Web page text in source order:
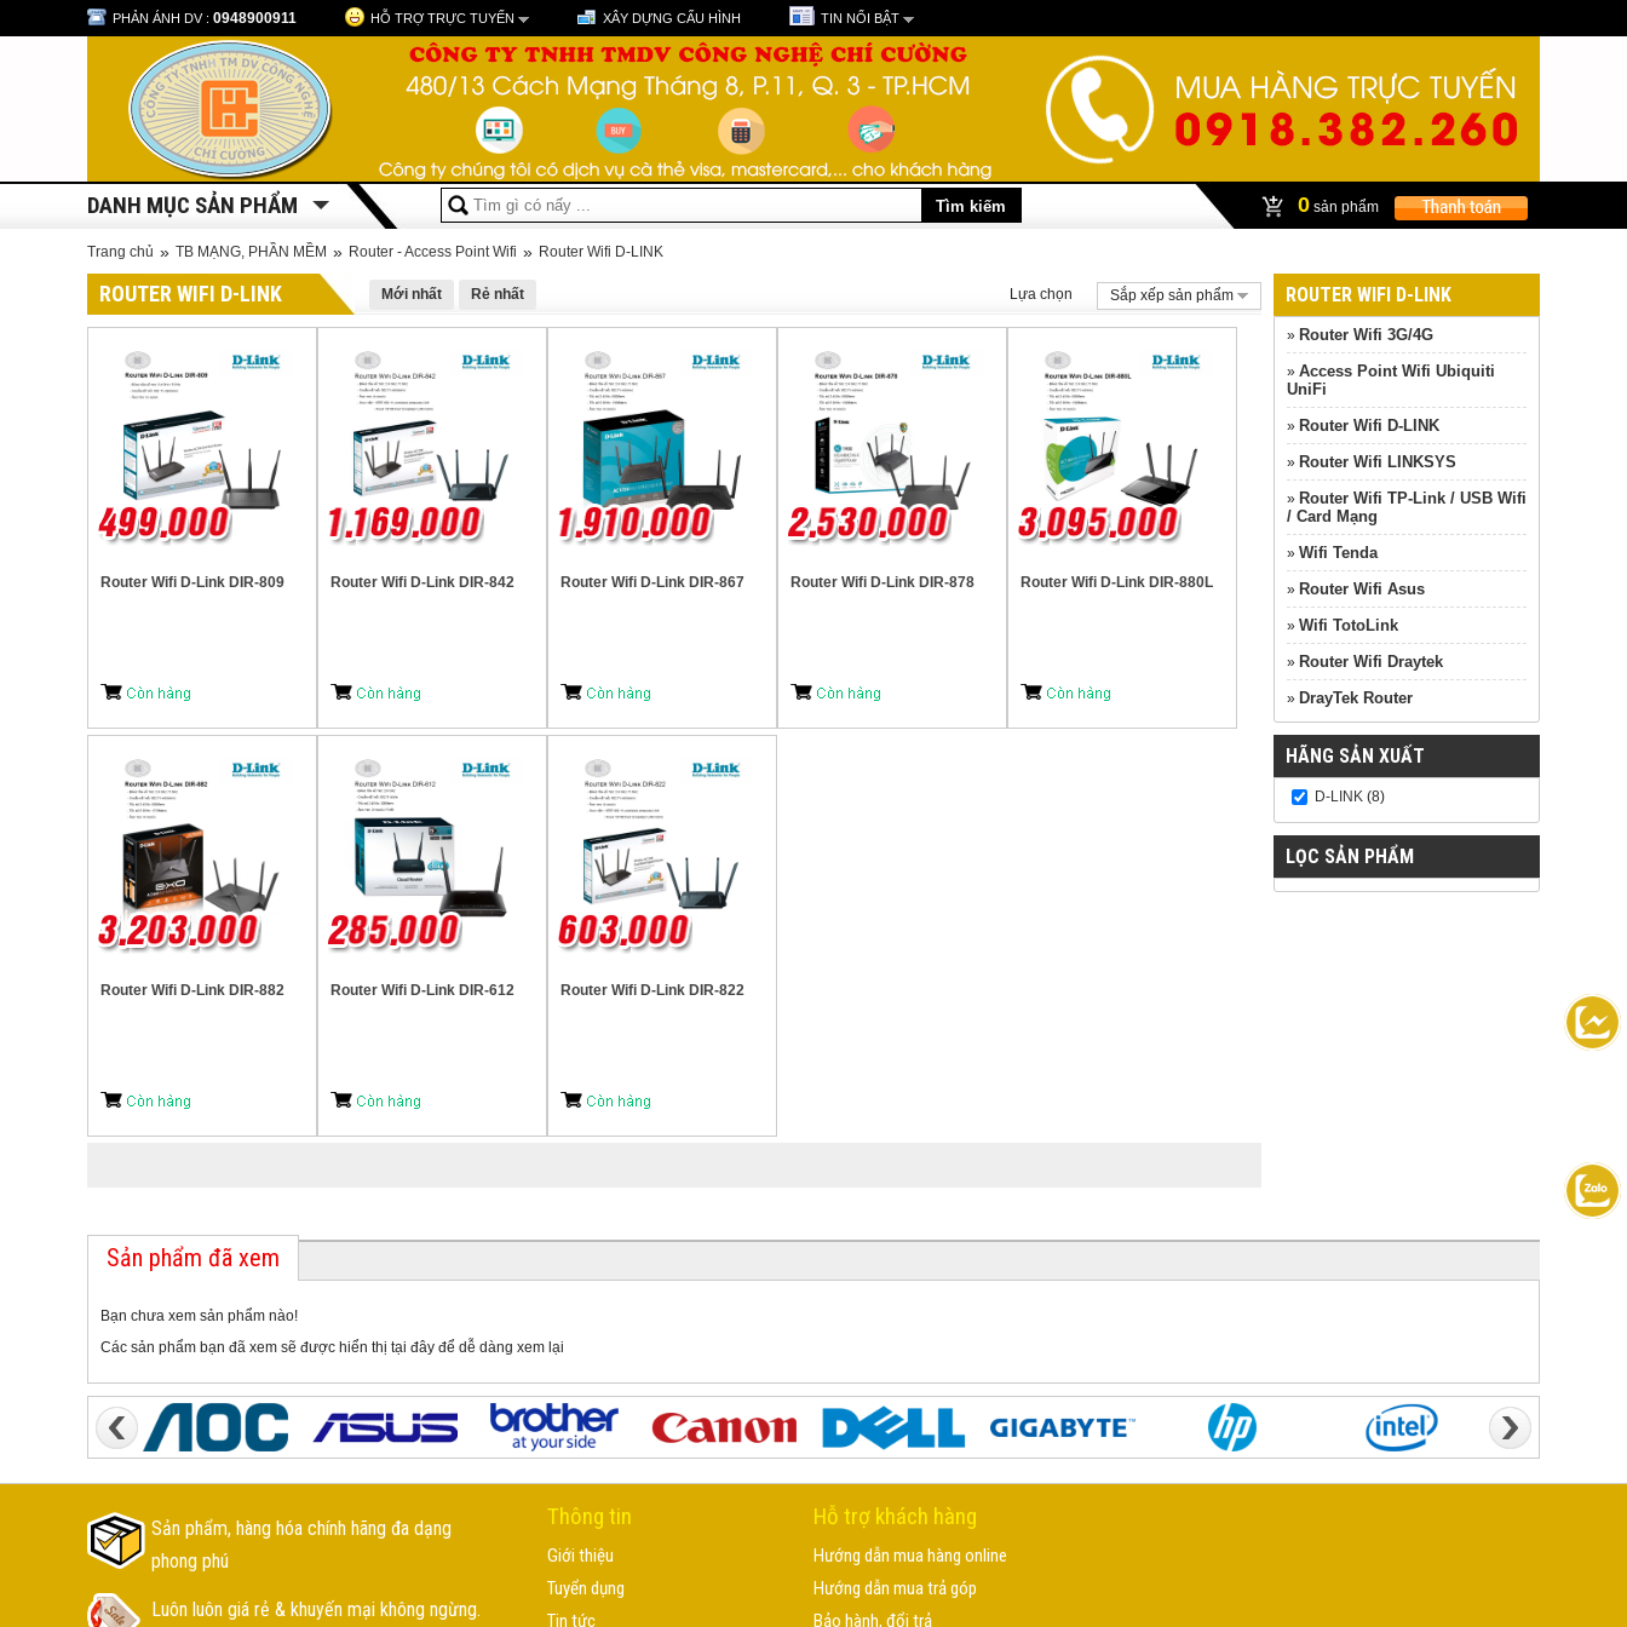
PHẢN ÁNH DV : 0948900911 HỖ TRỢ TRỰC TUYẾN XÂY DỰNG CẤU HÌNH TIN NỔI BẬT
DANH MỤC SẢN PHẨM 0 sản phẩm
Trang chủ » TB MẠNG, PHẦN MỀM » Router - Access Point Wifi » Router Wifi D-LINK
ROUTER WIFI D-LINK Mới nhất Rẻ nhất Sắp xếp sản phẩm
Lựa chọn
Router Wifi D-Link DIR-809 Router Wifi D-Link DIR-842 Router Wifi D-Link DIR-867 Router Wifi D-Link DIR-878 Router Wifi D-Link DIR-880L
Router Wifi D-Link DIR-882 Router Wifi D-Link DIR-612 Router Wifi D-Link DIR-822
ROUTER WIFI D-LINK
» Router Wifi 3G/4G
» Access Point Wifi Ubiquiti
UniFi
» Router Wifi D-LINK
» Router Wifi LINKSYS
» Router Wifi TP-Link / USB Wifi
/ Card Mạng
» Wifi Tenda
» Router Wifi Asus
» Wifi TotoLink
» Router Wifi Draytek
» DrayTek Router
HÃNG SẢN XUẤT
D-LINK (8)
LỌC SẢN PHẨM
Sản phẩm đã xem
Bạn chưa xem sản phẩm nào!
Các sản phẩm bạn đã xem sẽ được hiển thị tại đây để dễ dàng xem lại
Sản phẩm, hàng hóa chính hãng đa dạng
phong phú
Luôn luôn giá rẻ & khuyến mại không ngừng.
Thông tin
Giới thiệu
Tuyển dụng
Tin tức
Hỗ trợ khách hàng
Hướng dẫn mua hàng online
Hướng dẫn mua trả góp
Bảo hành, đổi trả